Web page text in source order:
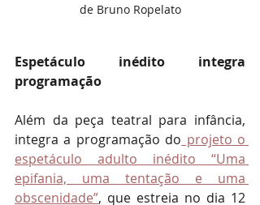
de Bruno Ropelato
Espetáculo inédito integra
programação
Além da peça teatral para infância,
integra a programação do projeto o
espetáculo adulto inédito “Uma
epifania, uma tentação e uma
obscenidade”, que estreia no dia 12